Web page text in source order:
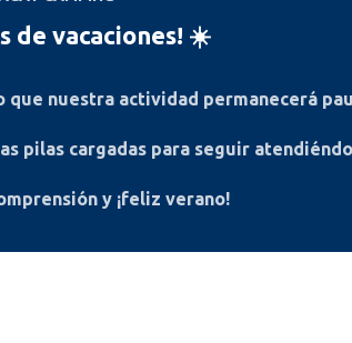
de vacaciones! ☀️
que nuestra actividad permanecerá
pilas cargadas para seguir
y ¡feliz verano!